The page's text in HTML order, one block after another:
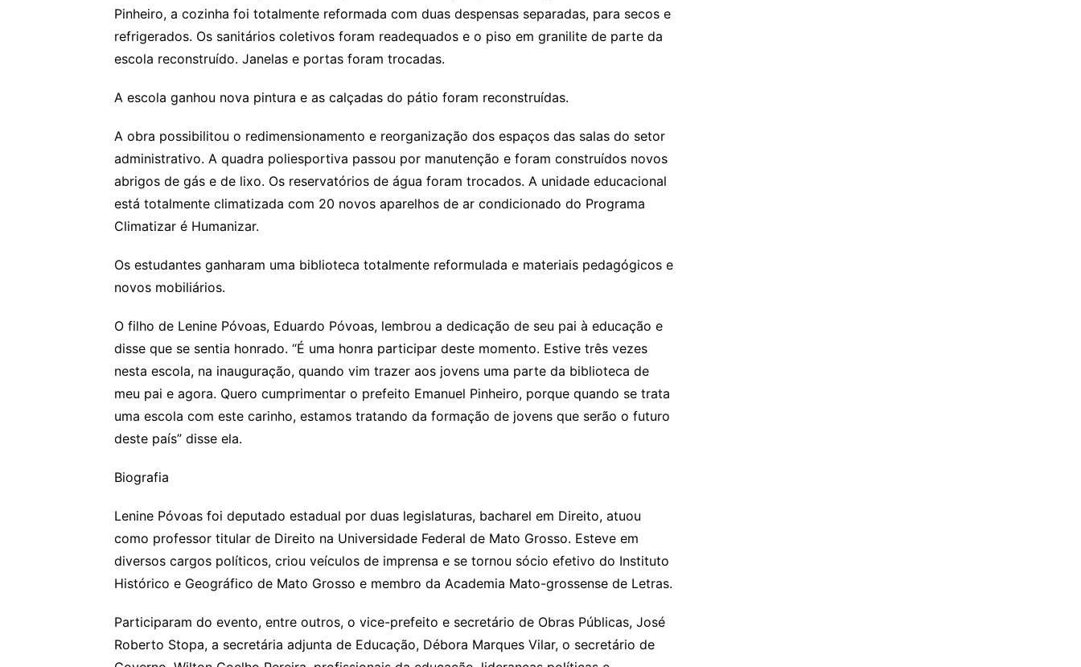
Pinheiro, a cozinha foi totalmente reformada com duas despensas separadas, para secos e
refrigerados. Os sanitários coletivos foram readequados e o piso em granilite de parte da
escola reconstruído. Janelas e portas foram trocadas.
A escola ganhou nova pintura e as calçadas do pátio foram reconstruídas.
A obra possibilitou o redimensionamento e reorganização dos espaços das salas do setor
administrativo. A quadra poliesportiva passou por manutenção e foram construídos novos
abrigos de gás e de lixo. Os reservatórios de água foram trocados. A unidade educacional
está totalmente climatizada com 20 novos aparelhos de ar condicionado do Programa
Climatizar é Humanizar.
Os estudantes ganharam uma biblioteca totalmente reformulada e materiais pedagógicos e
novos mobiliários.
O filho de Lenine Póvoas, Eduardo Póvoas, lembrou a dedicação de seu pai à educação e
disse que se sentia honrado. “É uma honra participar deste momento. Estive três vezes
nesta escola, na inauguração, quando vim trazer aos jovens uma parte da biblioteca de
meu pai e agora. Quero cumprimentar o prefeito Emanuel Pinheiro, porque quando se trata
uma escola com este carinho, estamos tratando da formação de jovens que serão o futuro
deste país” disse ela.
Biografia
Lenine Póvoas foi deputado estadual por duas legislaturas, bacharel em Direito, atuou
como professor titular de Direito na Universidade Federal de Mato Grosso. Esteve em
diversos cargos políticos, criou veículos de imprensa e se tornou sócio efetivo do Instituto
Histórico e Geográfico de Mato Grosso e membro da Academia Mato-grossense de Letras.
Participaram do evento, entre outros, o vice-prefeito e secretário de Obras Públicas, José
Roberto Stopa, a secretária adjunta de Educação, Débora Marques Vilar, o secretário de